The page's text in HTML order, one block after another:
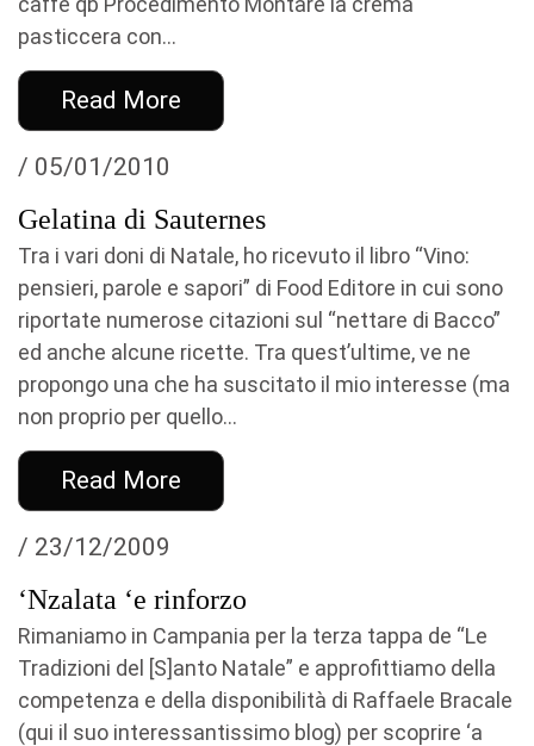
pasticcera con...
Read More
/ 05/01/2010
Gelatina di Sauternes
Tra i vari doni di Natale, ho ricevuto il libro “Vino:
pensieri, parole e sapori” di Food Editore in cui sono
riportate numerose citazioni sul “nettare di Bacco”
ed anche alcune ricette. Tra quest’ultime, ve ne
propongo una che ha suscitato il mio interesse (ma
non proprio per quello...
Read More
/ 23/12/2009
‘Nzalata ‘e rinforzo
Rimaniamo in Campania per la terza tappa de “Le
Tradizioni del [S]anto Natale” e approfittiamo della
competenza e della disponibilità di Raffaele Bracale
(qui il suo interessantissimo blog) per scoprire ‘a